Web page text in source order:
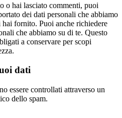
o hai lasciato commenti, puoi
dei dati personali che abbiamo
fornito. Puoi anche richiedere
che abbiamo su di te. Questo
a conservare per scopi
dati
essere controllati attraverso un
dello spam.